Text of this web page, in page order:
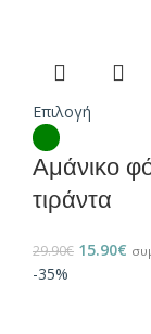
Επιλογή
Αμάνικο
τιράντα
29.90€ 15.90€
-35%